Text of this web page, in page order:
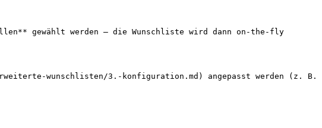
gewählt werden — die Wunschliste wird dann on-the-fly
wunschlisten/3.-konfiguration.md) angepasst werden (z. B.